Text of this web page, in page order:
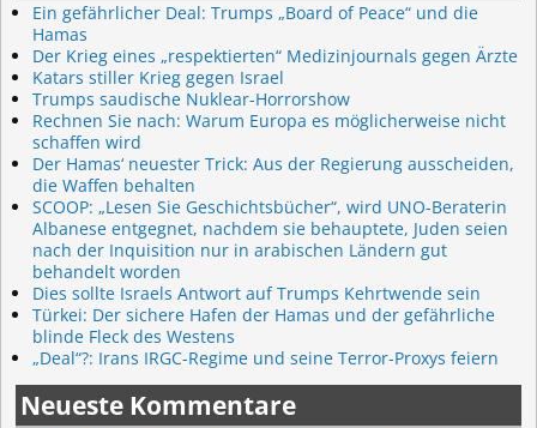
Ein gefährlicher Deal: Trumps „Board of Peace“ und die
Hamas
Der Krieg eines „respektierten“ Medizinjournals gegen Ärzte
Katars stiller Krieg gegen Israel
Trumps saudische Nuklear-Horrorshow
Rechnen Sie nach: Warum Europa es möglicherweise nicht
schaffen wird
Der Hamas‘ neuester Trick: Aus der Regierung ausscheiden,
die Waffen behalten
SCOOP: „Lesen Sie Geschichtsbücher“, wird UNO-Beraterin
Albanese entgegnet, nachdem sie behauptete, Juden seien
nach der Inquisition nur in arabischen Ländern gut
behandelt worden
Dies sollte Israels Antwort auf Trumps Kehrtwende sein
Türkei: Der sichere Hafen der Hamas und der gefährliche
blinde Fleck des Westens
„Deal“?: Irans IRGC-Regime und seine Terror-Proxys feiern
Neueste Kommentare